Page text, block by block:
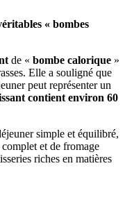
« bombes
de « bombe calorique »
Elle a souligné que
peut représenter un
contient environ 60
simple et équilibré,
et de fromage
riches en matières